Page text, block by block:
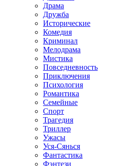
Драма
Дружба
Исторические
Комедия
Криминал
Мелодрама
Мистика
Повседневность
Приключения
Психология
Романтика
Семейные
Спорт
Трагедия
Триллер
Ужасы
Уся-Сянься
Фантастика
Фэнтези